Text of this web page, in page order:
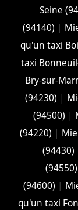
Seine
(94140) |
qu'un taxi
taxi
Bry-sur-
(94230) |
(94500) |
(94220) |
(94430)
(94550)
(94600) |
qu'un taxi